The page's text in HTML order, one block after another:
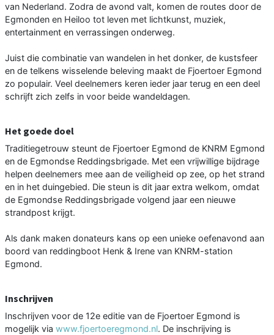
van Nederland. Zodra de avond valt, komen de routes door de
Egmonden en Heiloo tot leven met lichtkunst, muziek,
entertainment en verrassingen onderweg.
Juist die combinatie van wandelen in het donker, de kustsfeer
en de telkens wisselende beleving maakt de Fjoertoer Egmond
zo populair. Veel deelnemers keren ieder jaar terug en een deel
schrijft zich zelfs in voor beide wandeldagen.
Het goede doel
Traditiegetrouw steunt de Fjoertoer Egmond de KNRM Egmond
en de Egmondse Reddingsbrigade. Met een vrijwillige bijdrage
helpen deelnemers mee aan de veiligheid op zee, op het strand
en in het duingebied. Die steun is dit jaar extra welkom, omdat
de Egmondse Reddingsbrigade volgend jaar een nieuwe
strandpost krijgt.
Als dank maken donateurs kans op een unieke oefenavond aan
boord van reddingboot Henk & Irene van KNRM-station
Egmond.
Inschrijven
Inschrijven voor de 12e editie van de Fjoertoer Egmond is
mogelijk via www.fjoertoeregmond.nl. De inschrijving is